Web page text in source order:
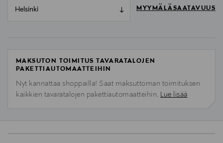
Helsinki MYYMÄLÄSAATAVUUS
MAKSUTON TOIMITUS TAVARATALOJEN
PAKETTIAUTOMAATTEIHIN
Nyt kannattaa shoppailla! Saat maksuttoman toimituksen
kaikkien tavaratalojen pakettiautomaatteihin. Lue lisää